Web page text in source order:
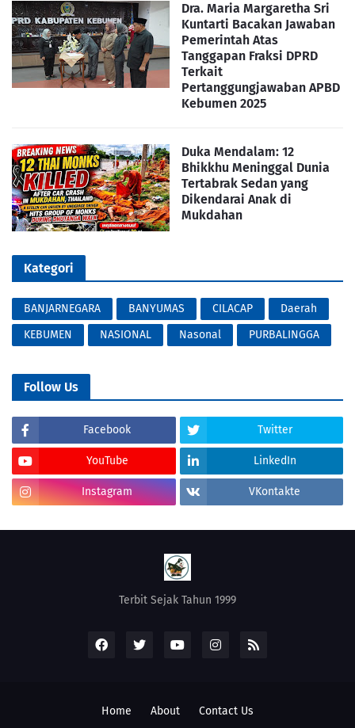
Dra. Maria Margaretha Sri
Kuntarti Bacakan Jawaban
Pemerintah Atas
Tanggapan Fraksi DPRD
Terkait
Pertanggungjawaban APBD
Kebumen 2025
Duka Mendalam: 12
Bhikkhu Meninggal Dunia
Tertabrak Sedan yang
Dikendarai Anak di
Mukdahan
Kategori
BANJARNEGARA BANYUMAS CILACAP
Daerah
KEBUMEN
NASIONAL Nasonal PURBALINGGA
Follow Us
Facebook Twitter
YouTube LinkedIn
Instagram VKontakte
Terbit Sejak Tahun 1999
Home About Contact Us